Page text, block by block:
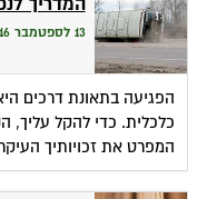
13 לספטמבר 2016
הפגיעה בתאונת דרכים
כלכלית. כדי להקל עליך,
המפרט את זכויותיך